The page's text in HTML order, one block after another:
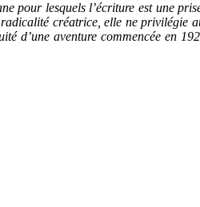
pour lesquels l’écriture est une
créatrice, elle ne privilégie
d’une aventure commencée en